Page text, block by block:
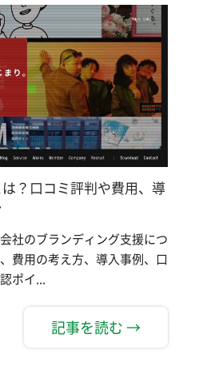
？口コミ評判や費用、導
社のブランディング支援につ
費用の考え方、導入事例、口
ポイ...
記事を読む →